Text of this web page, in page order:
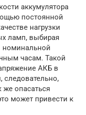
аккумулятора
постоянной
нагрузки
ламп, выбирая
номинальной
часам. Такой
АКБ в
следовательно,
же опасаться
может привести к